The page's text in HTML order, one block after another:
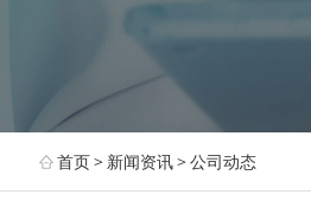
首页> 新闻资讯>公司动态